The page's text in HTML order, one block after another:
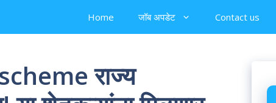
Home जॉब अपडेट Contact us
राज्य